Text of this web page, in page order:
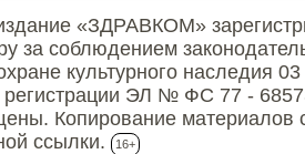
«ЗДРАВКОМ»
за соблюдением
культурного наследия
регистрации ЭЛ № ФС 77 -
Копирование материалов
ссылки.
16+